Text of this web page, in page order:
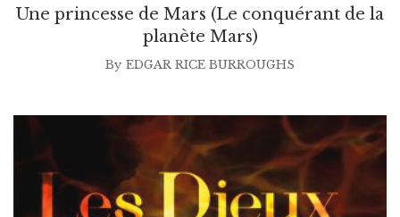
Une princesse de Mars (Le conquérant de la
planète Mars)
de
prix :
$2.99
By EDGAR RICE BURROUGHS